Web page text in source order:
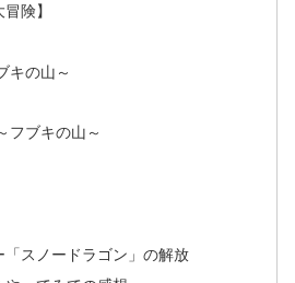
険】
キの山～
フブキの山～
「スノードラゴン」の解放